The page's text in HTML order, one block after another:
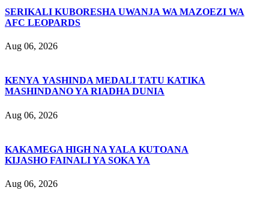
SERIKALI KUBORESHA UWANJA WA MAZOEZI WA
AFC LEOPARDS
Aug 06, 2026
KENYA YASHINDA MEDALI TATU KATIKA
MASHINDANO YA RIADHA DUNIA
Aug 06, 2026
KAKAMEGA HIGH NA YALA KUTOANA
KIJASHO FAINALI YA SOKA YA
Aug 06, 2026